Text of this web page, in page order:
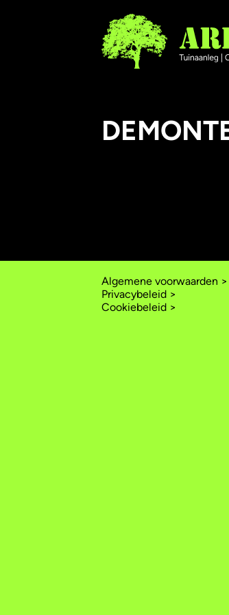
Algemene voorwaarden >
Privacybeleid >
Cookiebeleid >